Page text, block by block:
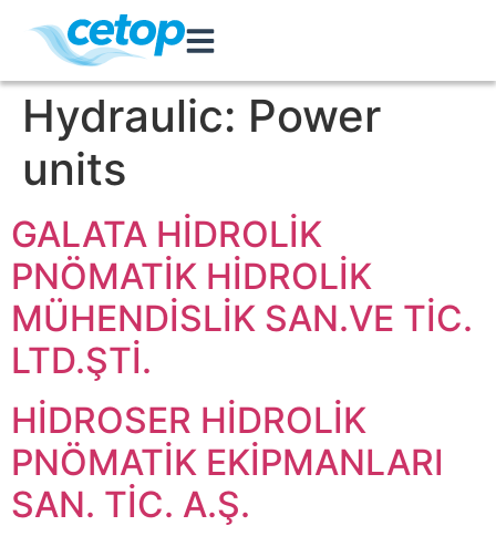
Hydraulic: Power
units
GALATA HİDROLİK
PNÖMATİK HİDROLİK
MÜHENDİSLİK SAN.VE TİC.
LTD.ŞTİ.
HİDROSER HİDROLİK
PNÖMATİK EKİPMANLARI
SAN. TİC. A.Ş.